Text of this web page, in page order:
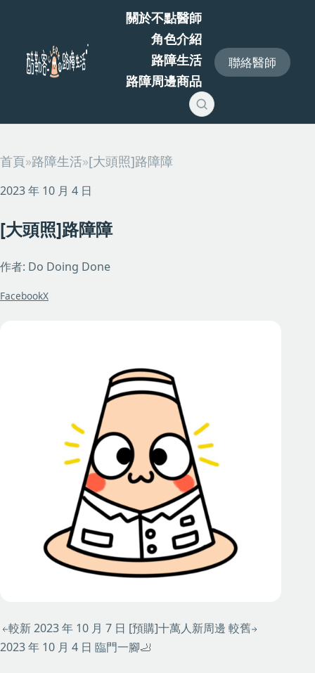
關於不點醫師
角色介紹
路障生活
路障周邊商品
聯絡醫師
首頁»路障生活»[大頭照]路障障
2023 年 10 月 4 日
[大頭照]路障障
作者: Do Doing Done
FacebookX
較新2023 年 10 月 7 日 [預購]十萬人新周邊 較舊
2023 年 10 月 4 日 臨門一腳🦶